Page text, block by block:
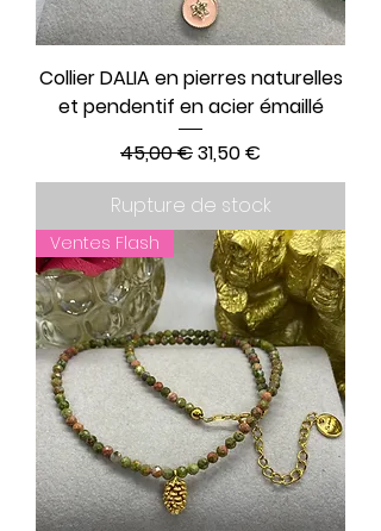
Collier DALIA en pierres naturelles
et pendentif en acier émaillé
Prix original
45,00 €Prix promotionnel
31,50 €
Rupture de stock
Ventes Flash